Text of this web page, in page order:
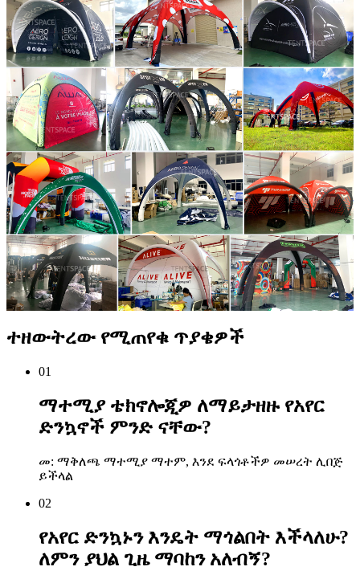
ተዘውትረው የሚጠየቁ ጥያቄዎች
01
ማተሚያ ቴክኖሎጂዎ ለማይታዘዙ የአየር
ድንኳኖች ምንድ ናቸው?
መ: ማቅለጫ ማተሚያ ማተም, እንደ ፍላጎቶችዎ መሠረት ሊበጅ
ይችላል
02
የአየር ድንኳኑን እንዴት ማጎልበት እችላለሁ?
ለምን ያህል ጊዜ ማባከን አለብኝ?